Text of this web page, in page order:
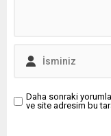
Daha sonraki
ve site adresim bu